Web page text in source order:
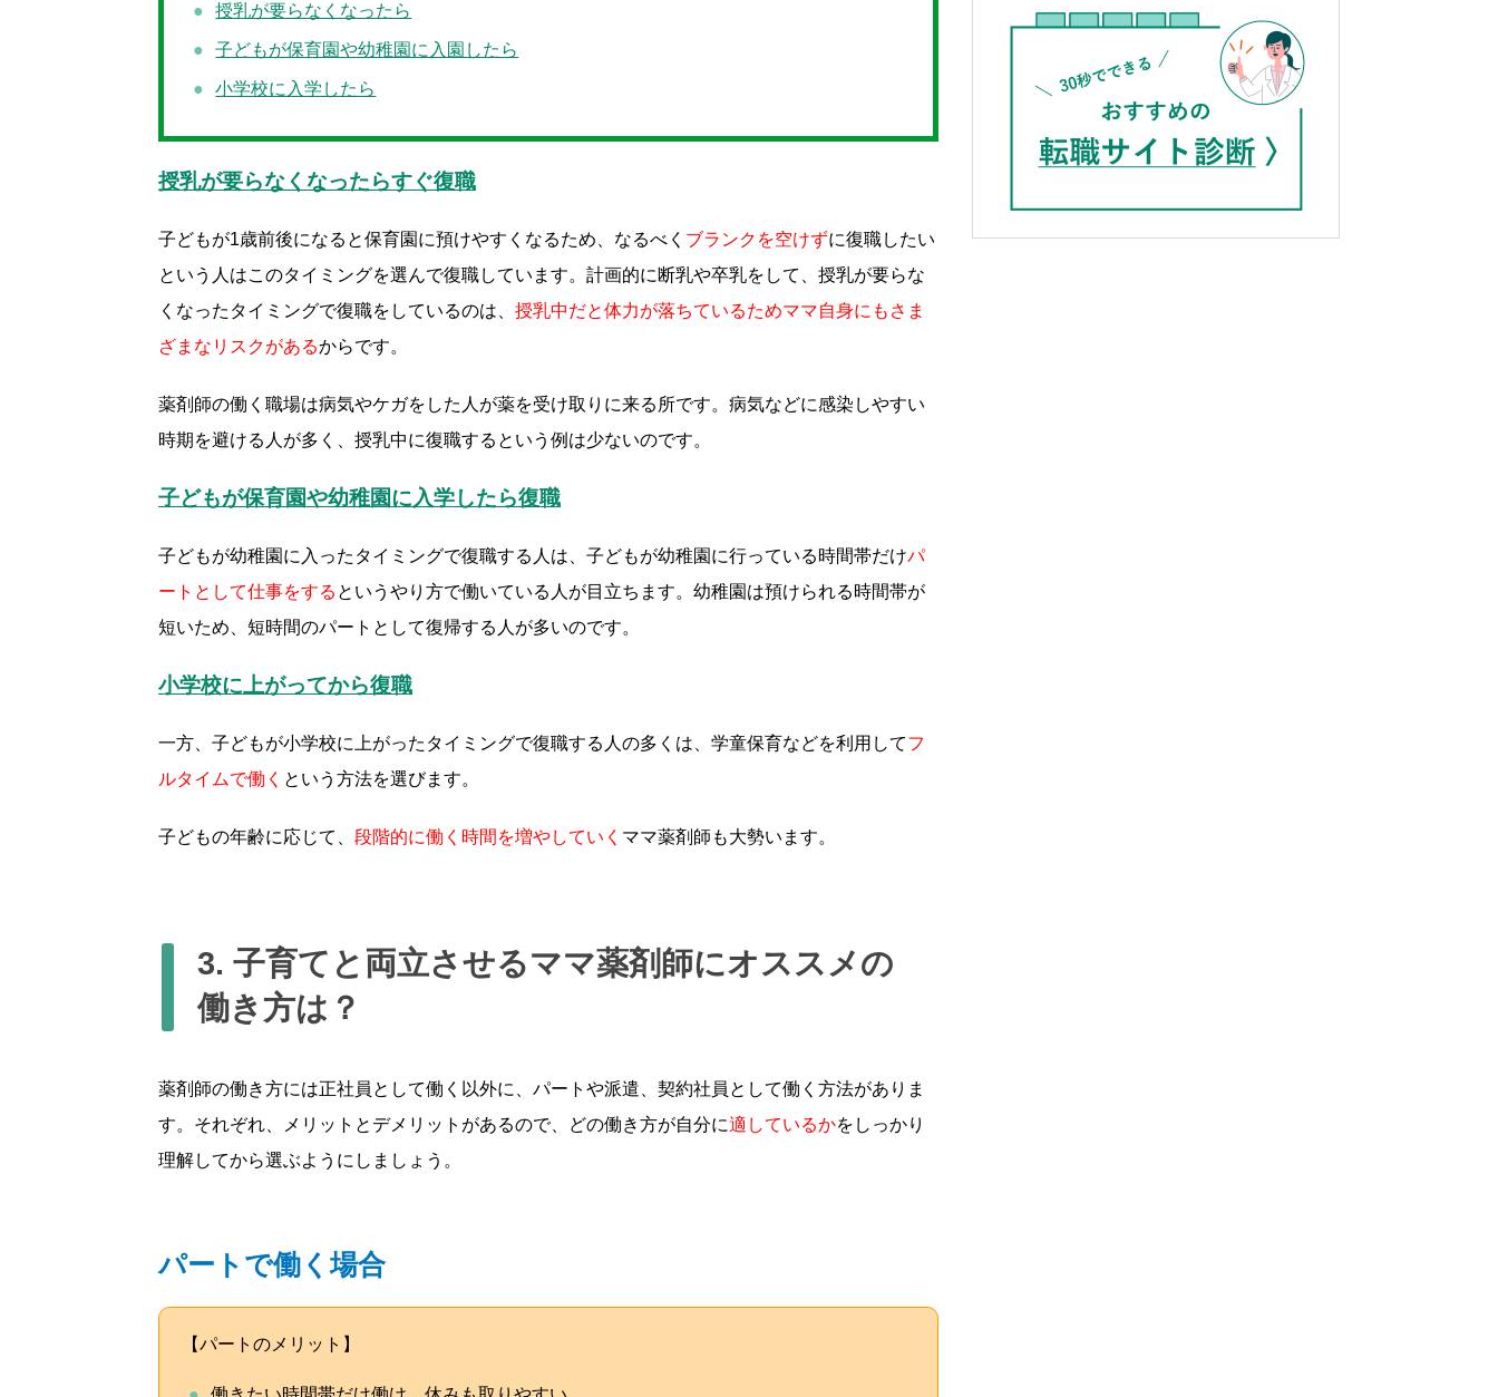
授乳が要らなくなったら
子どもが保育園や幼稚園に入園したら
小学校に入学したら
授乳が要らなくなったらすぐ復職
子どもが1歳前後になると保育園に預けやすくなるため、なるべく ブランクを空けずに復職したい
という人はこのタイミングを選んで復職しています。計画的に断乳や卒乳をして、授乳が要らな
くなったタイミングで復職をしているのは、 授乳中だと体力が落ちているためママ自身にもさま
ざまなリスクがあるからです。
薬剤師の働く職場は病気やケガをした人が薬を受け取りに来る所です。病気などに感染しやすい
時期を避ける人が多く、授乳中に復職するという例は少ないのです。
子どもが保育園や幼稚園に入学したら復職
子どもが幼稚園に入ったタイミングで復職する人は、子どもが幼稚園に行っている時間帯だけパ
ートとして仕事をする というやり方で働いている人が目立ちます。幼稚園は預けられる時間帯が
短いため、短時間のパートとして復帰する人が多いのです。
小学校に上がってから復職
一方、子どもが小学校に上がったタイミングで復職する人の多くは、学童保育などを利用してフ
ルタイムで働く という方法を選びます。
子どもの年齢に応じて、 段階的に働く時間を増やしていく ママ薬剤師も大勢います。
3. 子育てと両立させるママ薬剤師にオススメの
働き方は？
薬剤師の働き方には正社員として働く以外に、パートや派遣、契約社員として働く方法がありま
す。それぞれ、メリットとデメリットがあるので、どの働き方が自分に適しているかをしっかり
理解してから選ぶようにしましょう。
パートで働く場合
【パートのメリット】